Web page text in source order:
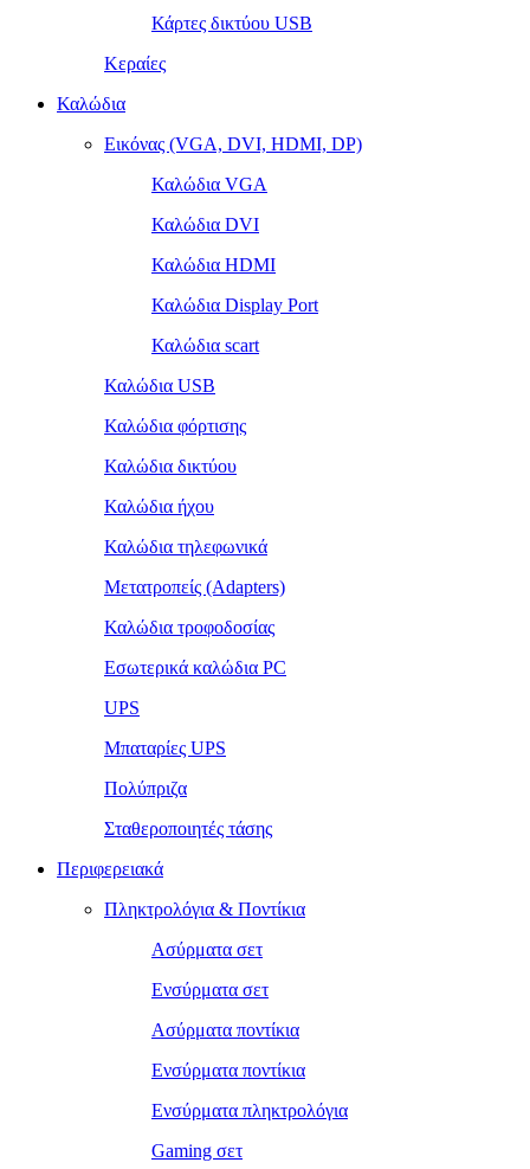
Κάρτες δικτύου USB
Κεραίες
Καλώδια
Εικόνας (VGA, DVI, HDMI, DP)
Καλώδια VGA
Καλώδια DVI
Καλώδια HDMI
Καλώδια Display Port
Καλώδια scart
Καλώδια USB
Καλώδια φόρτισης
Καλώδια δικτύου
Καλώδια ήχου
Καλώδια τηλεφωνικά
Μετατροπείς (Adapters)
Καλώδια τροφοδοσίας
Εσωτερικά καλώδια PC
UPS
Μπαταρίες UPS
Πολύπριζα
Σταθεροποιητές τάσης
Περιφερειακά
Πληκτρολόγια & Ποντίκια
Ασύρματα σετ
Ενσύρματα σετ
Ασύρματα ποντίκια
Ενσύρματα ποντίκια
Ενσύρματα πληκτρολόγια
Gaming σετ